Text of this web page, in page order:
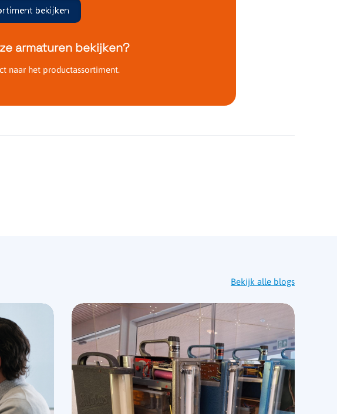
bekijken
armaturen bekijken?
naar het productassortiment.
Bekijk alle blogs